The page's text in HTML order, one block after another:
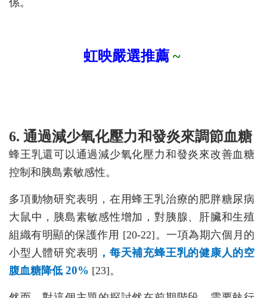
虹映嚴選推薦 ~
6. 通過減少氧化壓力和發炎來調節血糖
蜂王乳還可以通過減少氧化壓力和發炎來改善血糖
控制和胰島素敏感性。
多項動物研究表明，在用蜂王乳治療的肥胖糖尿病
大鼠中，胰島素敏感性增加，對胰腺、肝臟和生殖
組織有明顯的保護作用 [20-22]。一項為期六個月的
小型人體研究表明 ，每天補充蜂王乳的健康人的空
腹血糖降低 20% [23]。